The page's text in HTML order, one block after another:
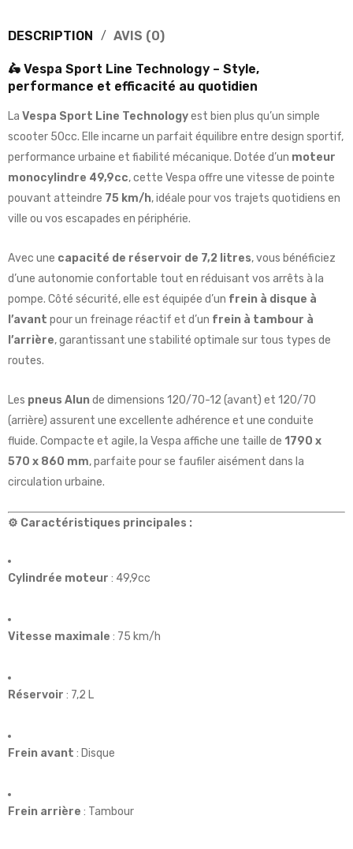
DESCRIPTION AVIS (0)
🛵 Vespa Sport Line Technology – Style,
performance et efficacité au quotidien
La Vespa Sport Line Technologyest bien plus qu’un simple
scooter 50cc. Elle incarne un parfait équilibre entre design sportif,
performance urbaine et fiabilité mécanique. Dotée d’un moteur
monocylindre 49,9cc, cette Vespa offre une vitesse de pointe
pouvant atteindre 75 km/h, idéale pour vos trajets quotidiens en
ville ou vos escapades en périphérie.
Avec une capacité de réservoir de 7,2 litres, vous bénéficiez
d’une autonomie confortable tout en réduisant vos arrêts à la
pompe. Côté sécurité, elle est équipée d’un frein à disque à
l’avant pour un freinage réactif et d’un frein à tambour à
l’arrière, garantissant une stabilité optimale sur tous types de
routes.
Les pneus Alun de dimensions 120/70-12 (avant) et 120/70
(arrière) assurent une excellente adhérence et une conduite
fluide. Compacte et agile, la Vespa affiche une taille de 1790 x
570 x 860 mm, parfaite pour se faufiler aisément dans la
circulation urbaine.
⚙️ Caractéristiques principales :
Cylindrée moteur : 49,9cc
Vitesse maximale : 75 km/h
Réservoir : 7,2 L
Frein avant : Disque
Frein arrière : Tambour